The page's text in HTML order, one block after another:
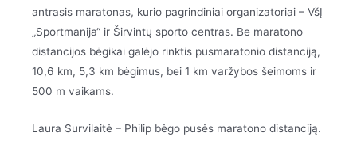
antrasis maratonas, kurio pagrindiniai organizatoriai – VšĮ
„Sportmanija“ ir Širvintų sporto centras. Be maratono
distancijos bėgikai galėjo rinktis pusmaratonio distanciją,
10,6 km, 5,3 km bėgimus, bei 1 km varžybos šeimoms ir
500 m vaikams.
Laura Survilaitė – Philip bėgo pusės maratono distanciją.